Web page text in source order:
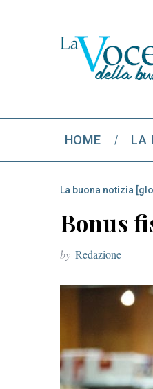
HOME LA
La buona notizia
Bonus
by Redazione